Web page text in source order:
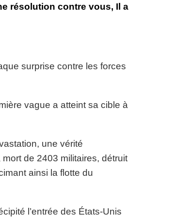
résolution contre vous, Il a
surprise contre les forces
vague a atteint sa cible à
une vérité
de 2403 militaires, détruit
ainsi la flotte du
l’entrée des États-Unis